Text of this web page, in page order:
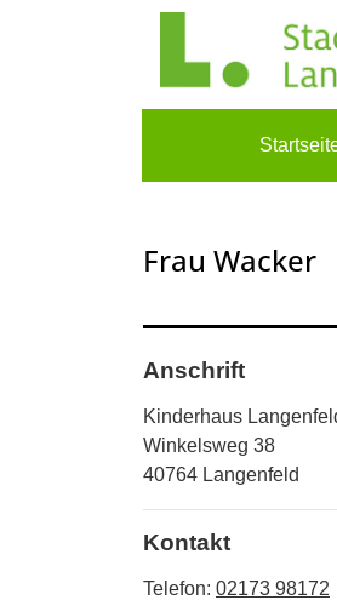
Frau Wacker
Anschrift
Kinderhaus
Winkelsweg 38
40764 Langenfeld
Kontakt
Telefon: 02173 98172